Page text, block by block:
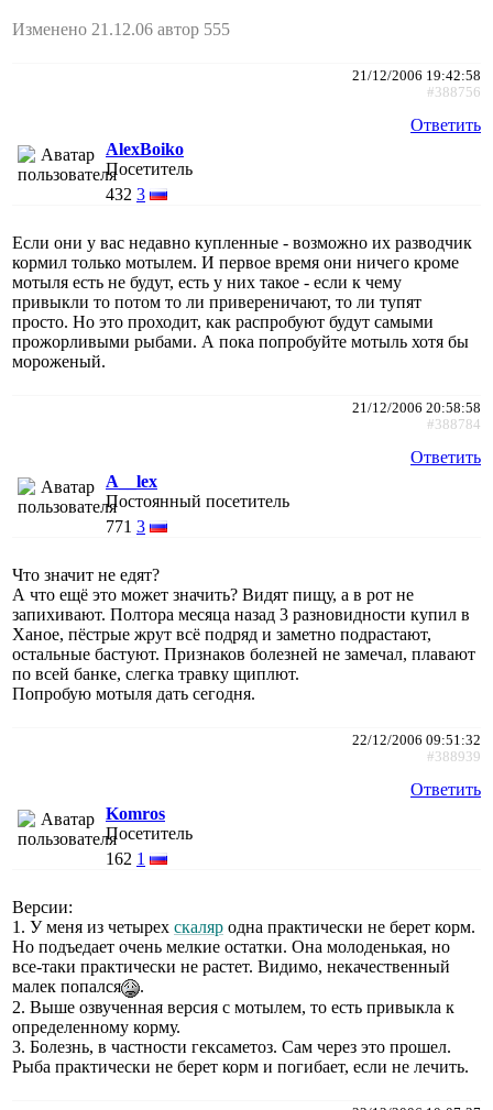
Изменено 21.12.06 автор 555
21/12/2006 19:42:58
#388756
Ответить
AlexBoiko
Посетитель
432 3
Если они у вас недавно купленные - возможно их разводчик
кормил только мотылем. И первое время они ничего кроме
мотыля есть не будут, есть у них такое - если к чему
привыкли то потом то ли привереничают, то ли тупят
просто. Но это проходит, как распробуют будут самыми
прожорливыми рыбами. А пока попробуйте мотыль хотя бы
мороженый.
21/12/2006 20:58:58
#388784
Ответить
A__lex
Постоянный посетитель
771 3
Что значит не едят?
А что ещё это может значить? Видят пищу, а в рот не
запихивают. Полтора месяца назад 3 разновидности купил в
Ханое, пёстрые жрут всё подряд и заметно подрастают,
остальные бастуют. Признаков болезней не замечал, плавают
по всей банке, слегка травку щиплют.
Попробую мотыля дать сегодня.
22/12/2006 09:51:32
#388939
Ответить
Komros
Посетитель
162 1
Версии:
1. У меня из четырех скаляр одна практически не берет корм.
Но подъедает очень мелкие остатки. Она молоденькая, но
все-таки практически не растет. Видимо, некачественный
малек попался
.
2. Выше озвученная версия с мотылем, то есть привыкла к
определенному корму.
3. Болезнь, в частности гексаметоз. Сам через это прошел.
Рыба практически не берет корм и погибает, если не лечить.